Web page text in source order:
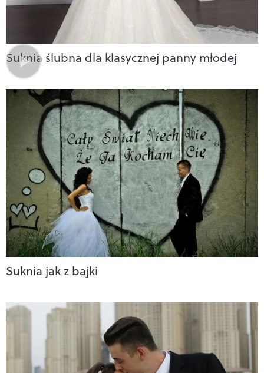
Suknia ślubna dla klasycznej panny młodej
Suknia jak z bajki